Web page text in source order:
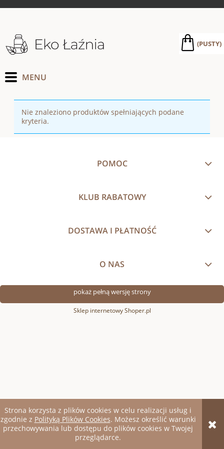
Strona korzysta z plików cookies w celu realizacji usług i
zgodnie z Polityką Plików Cookies. Możesz określić warunki
przechowywania lub dostępu do plików cookies w Twojej
przeglądarce.
(PUSTY)
Nie znaleziono produktów spełniających podane
kryteria.
POMOC
KLUB RABATOWY
DOSTAWA I PŁATNOŚĆ
O NAS
pokaż pełną wersję strony
Sklep internetowy Shoper.pl